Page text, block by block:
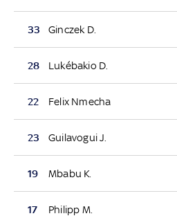
33 Ginczek D.
28 Lukébakio D.
22 Felix Nmecha
23 Guilavogui J.
19 Mbabu K.
17 Philipp M.